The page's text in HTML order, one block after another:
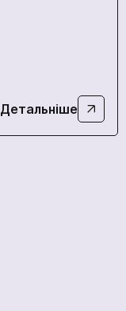
Детальніше